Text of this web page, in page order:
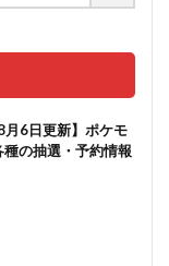
月6日更新】ポケモ
種の抽選・予約情報